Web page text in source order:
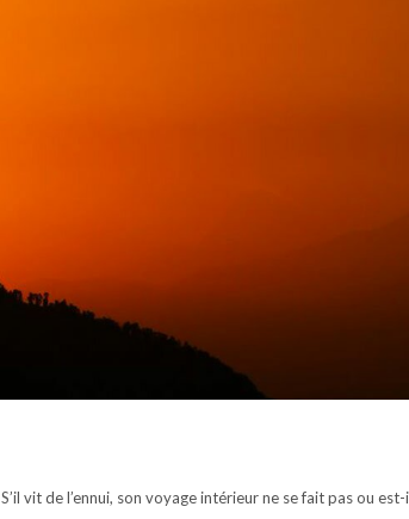
S’il vit de l’ennui, son voyage intérieur ne se fait pas ou